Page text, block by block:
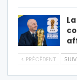
PRÉCÉDENT